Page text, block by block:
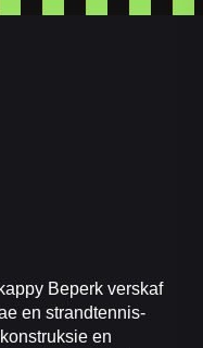
Beperk verskaf
en strandtennis-
en